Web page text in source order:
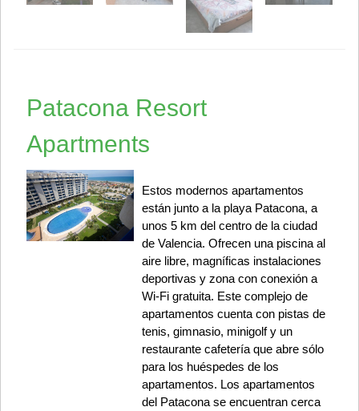
Patacona Resort
Apartments
Estos modernos apartamentos
están junto a la playa Patacona, a
unos 5 km del centro de la ciudad
de Valencia. Ofrecen una piscina al
aire libre, magníficas instalaciones
deportivas y zona con conexión a
Wi-Fi gratuita. Este complejo de
apartamentos cuenta con pistas de
tenis, gimnasio, minigolf y un
restaurante cafetería que abre sólo
para los huéspedes de los
apartamentos. Los apartamentos
del Patacona se encuentran cerca